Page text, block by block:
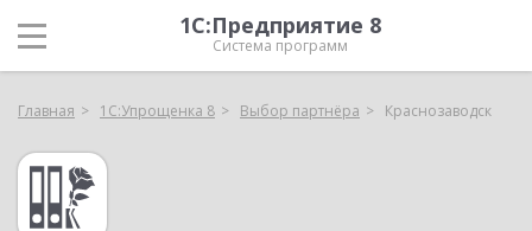
1С:Предприятие 8
Система программ
Главная 1С:Упрощенка 8 Выбор партнёра Краснозаводск